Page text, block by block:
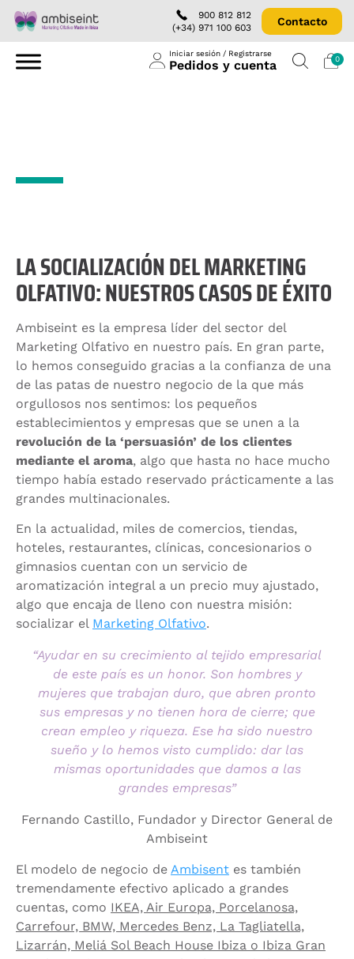
900 812 812
(+34) 971 100 603
Contacto
Iniciar sesión / Registrarse
Pedidos y cuenta 0
LA SOCIALIZACIÓN DEL MARKETING
OLFATIVO: NUESTROS CASOS DE ÉXITO
Ambiseint es la empresa líder del sector del
Marketing Olfativo en nuestro país. En gran parte,
lo hemos conseguido gracias a la confianza de una
de las patas de nuestro negocio de la que más
orgullosos nos sentimos: los pequeños
establecimientos y empresas que se unen a la
revolución de la ‘persuasión’ de los clientes
mediante el aroma, algo que hasta no hace mucho
tiempo había estado reservado prácticamente a las
grandes multinacionales.
En la actualidad, miles de comercios, tiendas,
hoteles, restaurantes, clínicas, concesionarios o
gimnasios cuentan con un servicio de
aromatización integral a un precio muy ajustado,
algo que encaja de lleno con nuestra misión:
socializar el Marketing Olfativo.
“Ayudar en su crecimiento al tejido empresarial
de este país es un honor. Son hombres y
mujeres que trabajan duro, que abren pronto
sus empresas y no tienen hora de cierre; que
crean empleo y riqueza. Ese ha sido nuestro
sueño y lo hemos visto cumplido: dar las
mismas oportunidades que damos a las
grandes empresas”
Fernando Castillo, Fundador y Director General de
Ambiseint
El modelo de negocio de Ambisent es también
tremendamente efectivo aplicado a grandes
cuentas, como IKEA, Air Europa, Porcelanosa,
Carrefour, BMW, Mercedes Benz, La Tagliatella,
Lizarrán, Meliá Sol Beach House Ibiza o Ibiza Gran